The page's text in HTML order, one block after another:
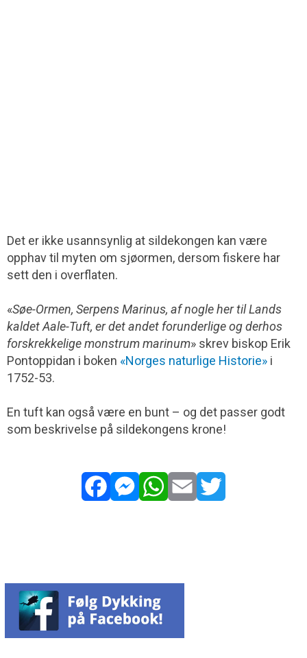
Det er ikke usannsynlig at sildekongen kan være
opphav til myten om sjøormen, dersom fiskere har
sett den i overflaten.
«Søe-Ormen, Serpens Marinus, af nogle her til Lands
kaldet Aale-Tuft, er det andet forunderlige og derhos
forskrekkelige monstrum marinum» skrev biskop Erik
Pontoppidan i boken «Norges naturlige Historie» i
1752-53.
En tuft kan også være en bunt – og det passer godt
som beskrivelse på sildekongens krone!